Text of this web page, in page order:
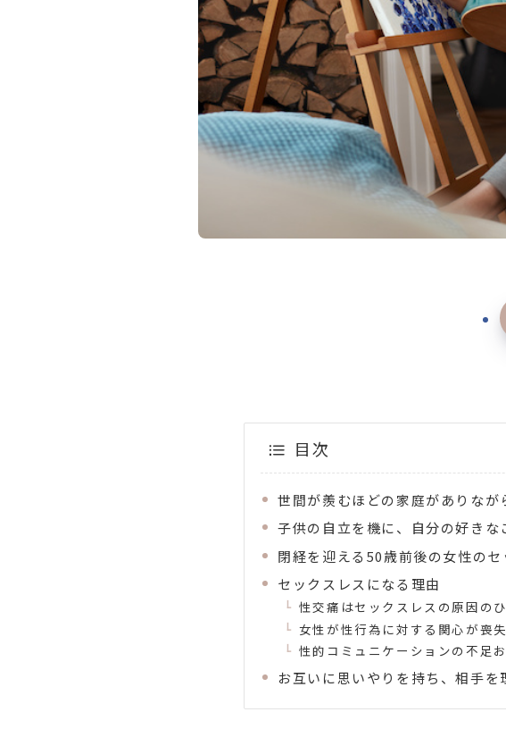
目次
世間が羨むほどの家庭がありな
子供の自立を機に、自分の好きな
閉経を迎える50歳前後の女性のセ
セックスレスになる理由
性交痛はセックスレスの原因の
女性が性行為に対する関心が喪
性的コミュニケーションの不足
お互いに思いやりを持ち、相手